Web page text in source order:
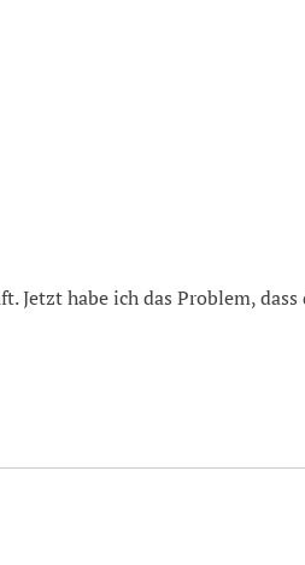
Jetzt habe ich das Problem,